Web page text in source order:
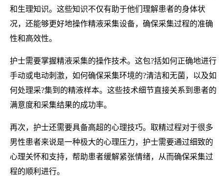
和生理知识。这些知识不仅有助于他们理解患者的身体状
况，还能够更好地操作精液采集设备，确保采集过程的准确
性和高效性。
护士需要掌握精液采集的操作技术。这包?括如何正确地进行
手动或电动刺激，如何确保采集环境的?清洁和无菌，以及如
何处理采?集到的精液样本。这些技术细节直接关系到患者的
满意度和采集结果的成功率。
再次，护士还需要具备高超的心理技巧。取精过程对于很多
男性患者来说是一种极大的心理压力，护士需要通过细致的
心理关怀和支持，帮助患者缓解紧张情绪，从而确保采集过
程的顺利进行。